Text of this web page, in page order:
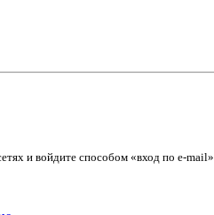
и войдите способом «вход по e-mail».